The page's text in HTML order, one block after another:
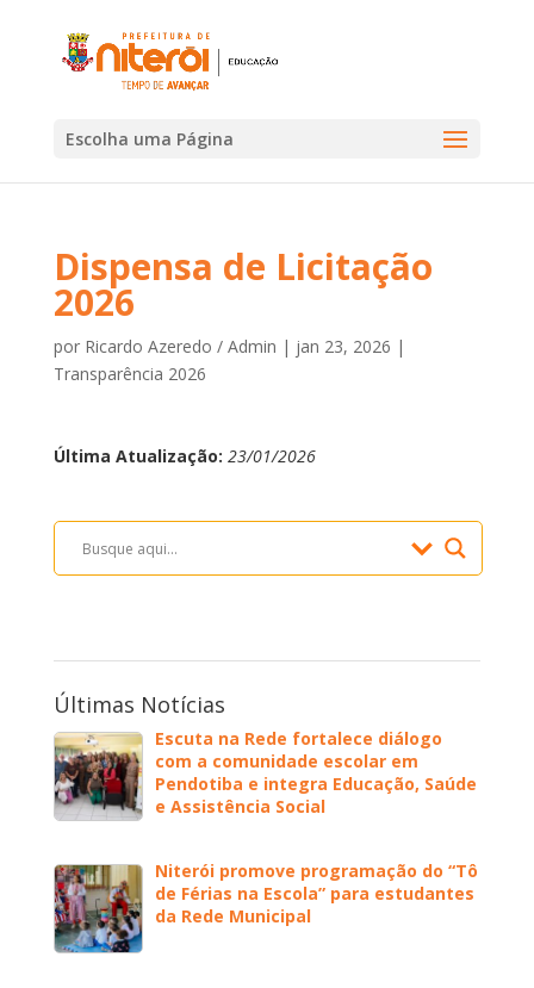
Escolha uma Página
Dispensa de Licitação
2026
por Ricardo Azeredo / Admin | jan 23, 2026 |
Transparência 2026
Última Atualização: 23/01/2026
Últimas Notícias
Escuta na Rede fortalece diálogo
com a comunidade escolar em
Pendotiba e integra Educação, Saúde
e Assistência Social
Niterói promove programação do “Tô
de Férias na Escola” para estudantes
da Rede Municipal